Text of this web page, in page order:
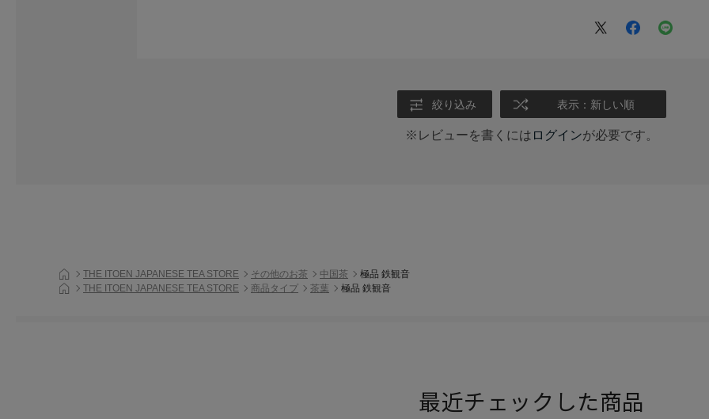
絞り込み 表示：新しい順
※レビューを書くには ログインが必要です。
THE ITOEN JAPANESE TEA STORE その他のお茶 中国茶
極品 鉄観音
THE ITOEN JAPANESE TEA STORE
商品タイプ 茶葉 極品 鉄観音
最近チェックした商品